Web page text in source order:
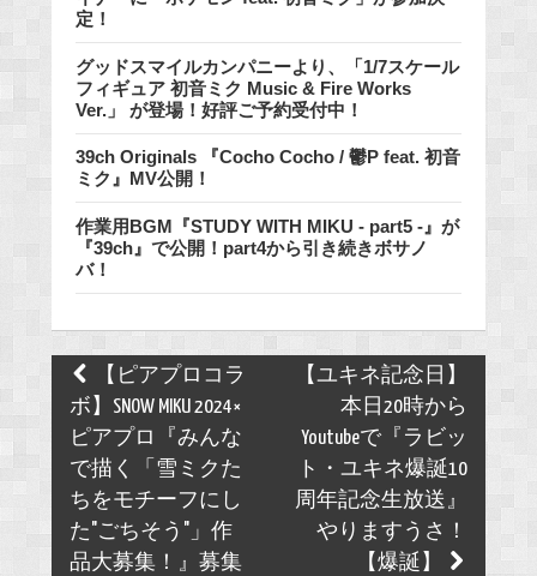
定！
グッドスマイルカンパニーより、「1/7スケール
フィギュア 初音ミク Music & Fire Works
Ver.」 が登場！好評ご予約受付中！
39ch Originals 『Cocho Cocho / 鬱P feat. 初音
ミク』MV公開！
作業用BGM『STUDY WITH MIKU - part5 -』が
『39ch』で公開！part4から引き続きボサノ
バ！
Post
navigation
【ピアプロコラ
ボ】SNOW MIKU 2024×
ピアプロ『みんな
で描く「雪ミクた
ちをモチーフにし
た"ごちそう"」作
品大募集！』募集
【ユキネ記念日】
本日20時から
Youtubeで『ラビッ
ト・ユキネ爆誕10
周年記念生放送』
やりますうさ！
【爆誕】